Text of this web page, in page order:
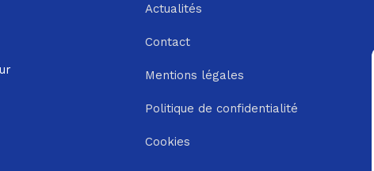
Actualités
Contact
Mentions légales
Politique de confidentialité
Cookies